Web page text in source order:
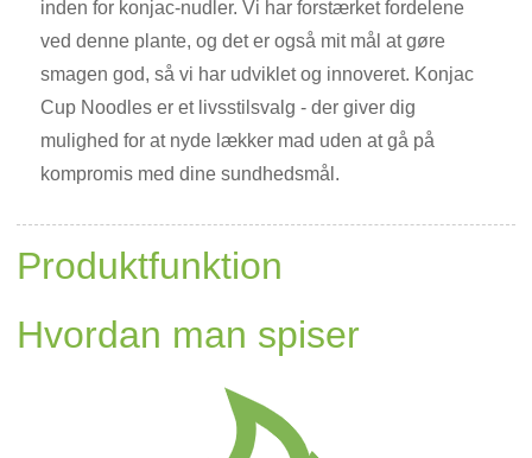
inden for konjac-nudler. Vi har forstærket fordelene
ved denne plante, og det er også mit mål at gøre
smagen god, så vi har udviklet og innoveret. Konjac
Cup Noodles er et livsstilsvalg - der giver dig
mulighed for at nyde lækker mad uden at gå på
kompromis med dine sundhedsmål.
Produktfunktion
Hvordan man spiser